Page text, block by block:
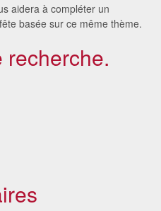
aidera à compléter un
basée sur ce même thème.
recherche.